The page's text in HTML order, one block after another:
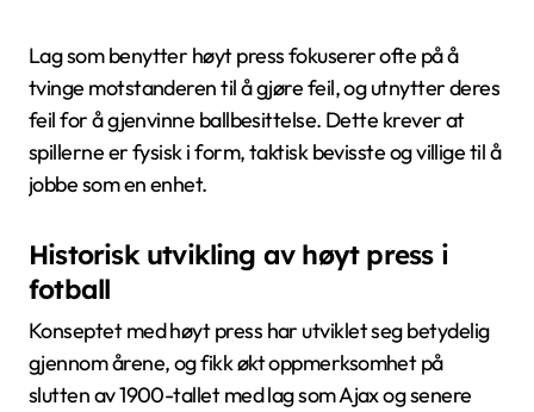
Lag som benytter høyt press fokuserer ofte på å
tvinge motstanderen til å gjøre feil, og utnytter deres
feil for å gjenvinne ballbesittelse. Dette krever at
spillerne er fysisk i form, taktisk bevisste og villige til å
jobbe som en enhet.
Historisk utvikling av høyt press i
fotball
Konseptet med høyt press har utviklet seg betydelig
gjennom årene, og fikk økt oppmerksomhet på
slutten av 1900-tallet med lag som Ajax og senere